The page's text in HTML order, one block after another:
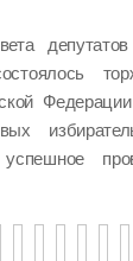
депутатов
успешное